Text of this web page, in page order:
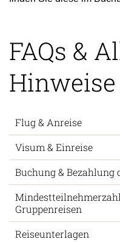
FAQs &
Hinweise
Flug & Anreise
Visum & Einreise
Buchung & Bezahlung
Gruppenreisen
Reiseunterlagen